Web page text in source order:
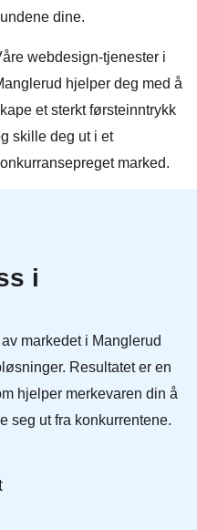
dine.
webdesign-tjenester i
hjelper deg med å
et sterkt førsteinntrykk
skille deg ut i et
marked.
i
markedet i Manglerud
Resultatet er en
hjelper merkevaren din å
seg ut fra konkurrentene.